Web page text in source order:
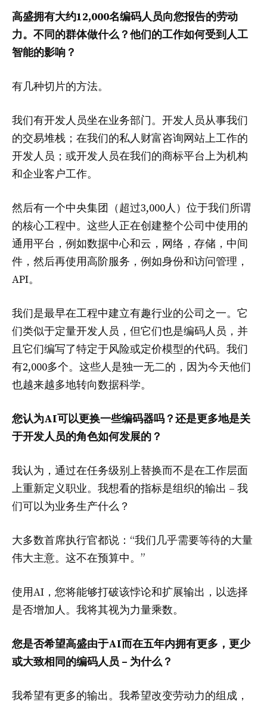
高盛拥有大约12,000名编码人员向您报告的劳动
力。不同的群体做什么？他们的工作如何受到人工
智能的影响？
有几种切片的方法。
我们有开发人员坐在业务部门。开发人员从事我们
的交易堆栈；在我们的私人财富咨询网站上工作的
开发人员；或开发人员在我们的商标平台上为机构
和企业客户工作。
然后有一个中央集团（超过3,000人）位于我们所谓
的核心工程中。这些人正在创建整个公司中使用的
通用平台，例如数据中心和云，网络，存储，中间
件，然后再使用高阶服务，例如身份和访问管理，
API。
我们是最早在工程中建立有趣行业的公司之一。它
们类似于定量开发人员，但它们也是编码人员，并
且它们编写了特定于风险或定价模型的代码。我们
有2,000多个。这些人是独一无二的，因为今天他们
也越来越多地转向数据科学。
您认为AI可以更换一些编码器吗？还是更多地是关
于开发人员的角色如何发展的？
我认为，通过在任务级别上替换而不是在工作层面
上重新定义职业。我想看的指标是组织的输出 – 我
们可以为业务生产什么？
大多数首席执行官都说：“我们几乎需要等待的大量
伟大主意。这不在预算中。”
使用AI，您将能够打破该悖论和扩展输出，以选择
是否增加人。我将其视为力量乘数。
您是否希望高盛由于AI而在五年内拥有更多，更少
或大致相同的编码人员 – 为什么？
我希望有更多的输出。我希望改变劳动力的组成，